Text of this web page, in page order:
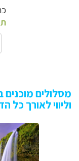
וליווי לאורך כל